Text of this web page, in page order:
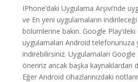
IPhone’daki Uygulama Arşivi’nde
ve En yeni uygulamaların
bölümlerine bakın. Google
uygulamaları Android telefonunuza
indirebilirsiniz. Uygulamaları Google
öneririz ancak başka kaynaklardan
Eğer Android cihazlarınızdaki